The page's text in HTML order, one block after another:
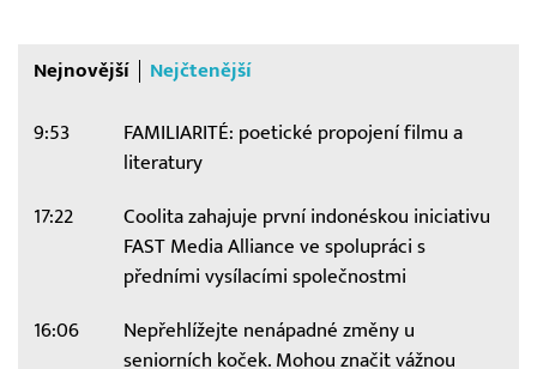
Nejnovější Nejčtenější
9:53
FAMILIARITÉ: poetické propojení filmu a
literatury
17:22
Coolita zahajuje první indonéskou iniciativu
FAST Media Alliance ve spolupráci s
předními vysílacími společnostmi
16:06
Nepřehlížejte nenápadné změny u
seniorních koček. Mohou značit vážnou